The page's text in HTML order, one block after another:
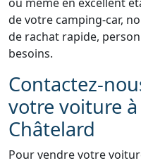
de votre camping-car,
de rachat rapide,
besoins.
Contactez-
votre voiture
Châtelard
Pour vendre votre